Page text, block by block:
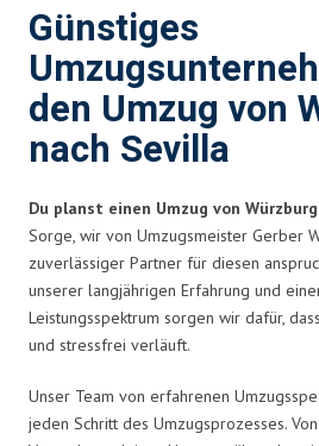
Günstiges
den Umzug von
nach Sevilla
Du planst einen Umzug von
Sorge, wir von Umzugsmeister Gerber
zuverlässiger Partner für diesen
unserer langjährigen Erfahrung und
Leistungsspektrum sorgen wir dafür,
und stressfrei verläuft.
Unser Team von erfahrenen
jeden Schritt des Umzugsprozesses.